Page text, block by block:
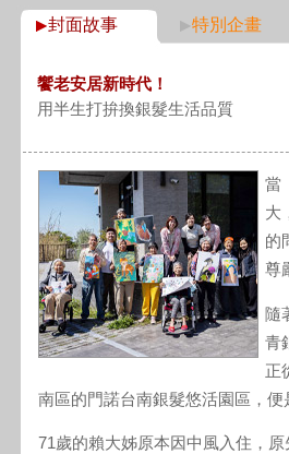
封面故事 特別企畫
饗老安居新時代！
用半生打拚換銀髮生活品質
當
大
的
尊
隨
青
正
南區的門諾台南銀髮悠活園區，
71歲的賴大姊原本因中風入住，